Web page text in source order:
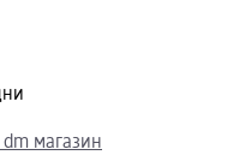
магазин